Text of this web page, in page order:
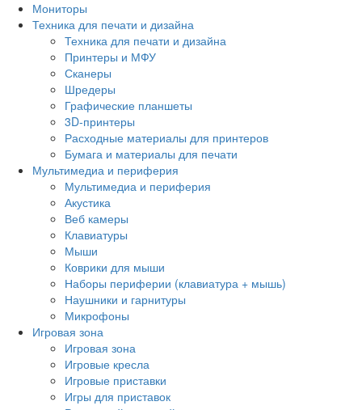
Мониторы
Техника для печати и дизайна
Техника для печати и дизайна
Принтеры и МФУ
Сканеры
Шредеры
Графические планшеты
3D-принтеры
Расходные материалы для принтеров
Бумага и материалы для печати
Мультимедиа и периферия
Мультимедиа и периферия
Акустика
Веб камеры
Клавиатуры
Мыши
Коврики для мыши
Наборы периферии (клавиатура + мышь)
Наушники и гарнитуры
Микрофоны
Игровая зона
Игровая зона
Игровые кресла
Игровые приставки
Игры для приставок